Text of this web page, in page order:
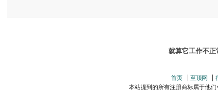
就算它工作不
首页 至顶网
本站提到的所有注册商标属于他